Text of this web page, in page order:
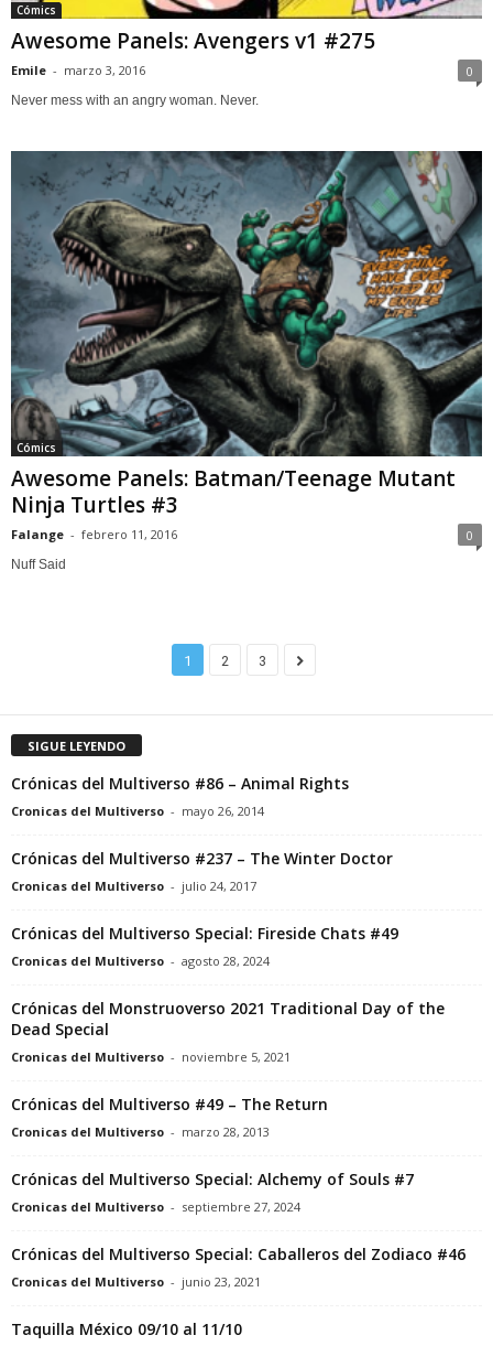
Cómics
Awesome Panels: Avengers v1 #275
Emile - marzo 3, 2016 0
Never mess with an angry woman. Never.
Cómics
Awesome Panels: Batman/Teenage Mutant
Ninja Turtles #3
Falange - febrero 11, 2016 0
Nuff Said
1 2 3
SIGUE LEYENDO
Crónicas del Multiverso #86 – Animal Rights
Cronicas del Multiverso - mayo 26, 2014
Crónicas del Multiverso #237 – The Winter Doctor
Cronicas del Multiverso - julio 24, 2017
Crónicas del Multiverso Special: Fireside Chats #49
Cronicas del Multiverso - agosto 28, 2024
Crónicas del Monstruoverso 2021 Traditional Day of the
Dead Special
Cronicas del Multiverso - noviembre 5, 2021
Crónicas del Multiverso #49 – The Return
Cronicas del Multiverso - marzo 28, 2013
Crónicas del Multiverso Special: Alchemy of Souls #7
Cronicas del Multiverso - septiembre 27, 2024
Crónicas del Multiverso Special: Caballeros del Zodiaco #46
Cronicas del Multiverso - junio 23, 2021
Taquilla México 09/10 al 11/10